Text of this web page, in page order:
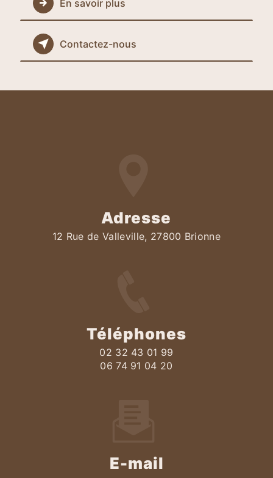
En savoir plus
Contactez-nous
Adresse
12 Rue de Valleville, 27800 Brionne
Téléphones
02 32 43 01 99
06 74 91 04 20
E-mail